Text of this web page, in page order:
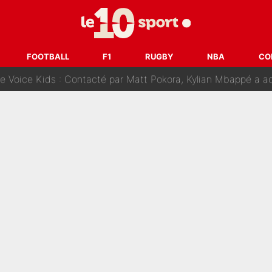
FOOTBALL F1 RUGBY NBA
le transfert de Max Verstappen qui pourrait «faire des
PSG : Voilà pourquoi le Real Madrid a accepté de payer la somme
Kids : Contacté par Matt Pokora, Kylian Mbappé a